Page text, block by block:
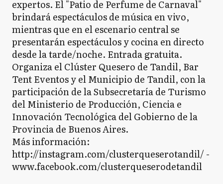
expertos. El "Patio de Perfume de Carnaval"
brindará espectáculos de música en vivo,
mientras que en el escenario central se
presentarán espectáculos y cocina en directo
desde la tarde/noche. Entrada gratuita.
Organiza el Clúster Quesero de Tandil, Bar
Tent Eventos y el Municipio de Tandil, con la
participación de la Subsecretaría de Turismo
del Ministerio de Producción, Ciencia e
Innovación Tecnológica del Gobierno de la
Provincia de Buenos Aires.
Más información:
http://instagram.com/clusterqueserotandil/ -
www.facebook.com/clusterqueserodetandil